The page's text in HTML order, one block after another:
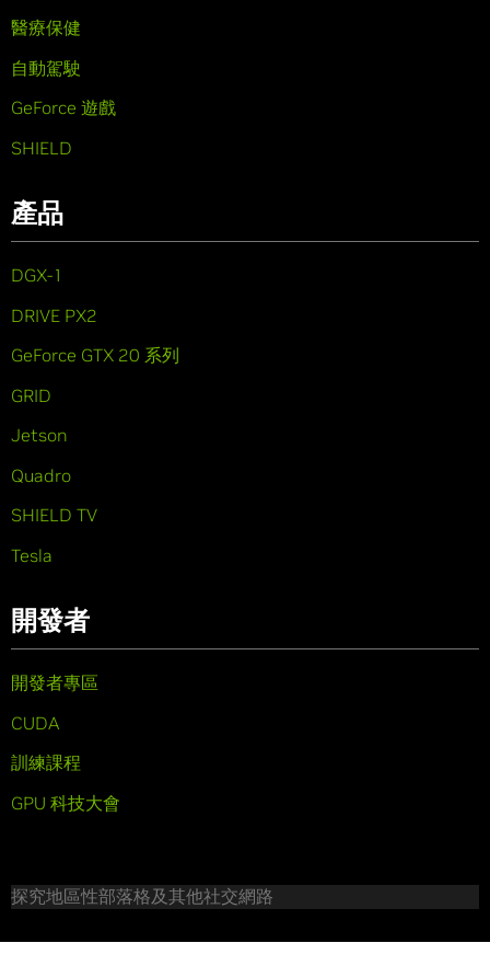
醫療保健
自動駕駛
GeForce 遊戲
SHIELD
產品
DGX-1
DRIVE PX2
GeForce GTX 20 系列
GRID
Jetson
Quadro
SHIELD TV
Tesla
開發者
開發者專區
CUDA
訓練課程
GPU 科技大會
探究地區性部落格及其他社交網路